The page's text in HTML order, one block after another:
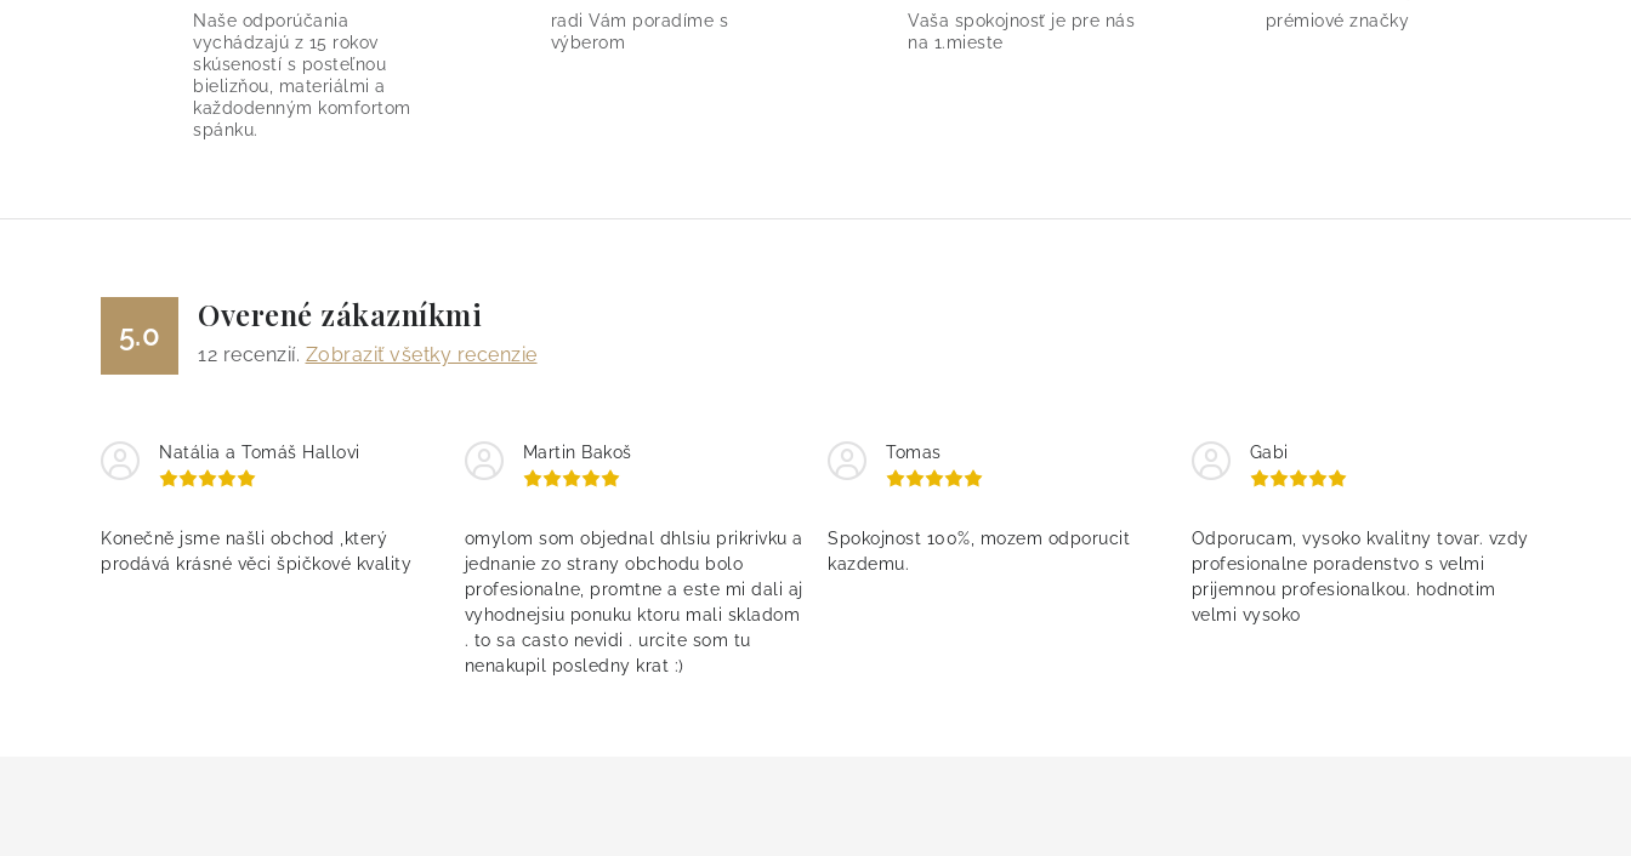
e
y
v
p
Naše odporúčania
vychádzajú z 15 rokov
skúseností s posteľnou
bielizňou, materiálmi a
každodenným komfortom
spánku.
radi Vám poradíme s
výberom
Vaša spokojnosť je pre nás
na 1.mieste
prémiové značky
5.0
Overené zákazníkmi
12 recenzií. Zobraziť všetky recenzie
Natália a Tomáš Hallovi
Konečně jsme našli obchod ,který
prodává krásné věci špičkové kvality
Martin Bakoš
omylom som objednal dhlsiu prikrivku a
jednanie zo strany obchodu bolo
profesionalne, promtne a este mi dali aj
vyhodnejsiu ponuku ktoru mali skladom
. to sa casto nevidi . urcite som tu
nenakupil posledny krat :)
Tomas
Spokojnost 100%, mozem odporucit
kazdemu.
Gabi
Odporucam, vysoko kvalitny tovar. vzdy
profesionalne poradenstvo s velmi
prijemnou profesionalkou. hodnotim
velmi vysoko